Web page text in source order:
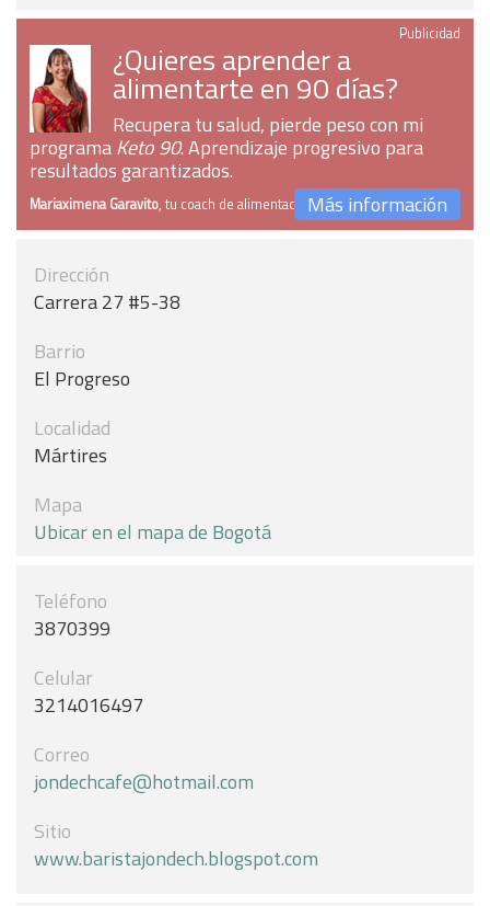
Publicidad
¿Quieres aprender a
alimentarte en 90 días?
Recupera tu salud, pierde peso con mi
programaKeto 90. Aprendizaje progresivo para
resultados garantizados.
Mariaximena Garavito, tu coach de alimentaciónMás información
Dirección
Carrera 27 #5-38
Barrio
El Progreso
Localidad
Mártires
Mapa
Ubicar en el mapa de Bogotá
Teléfono
3870399
Celular
3214016497
Correo
jondechcafe@hotmail.com
Sitio
www.baristajondech.blogspot.com